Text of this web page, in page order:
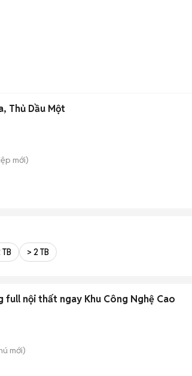
Thủ Dầu Một
mới)
TB > 2 TB
full nội thất ngay Khu Công Nghệ Cao
mới)